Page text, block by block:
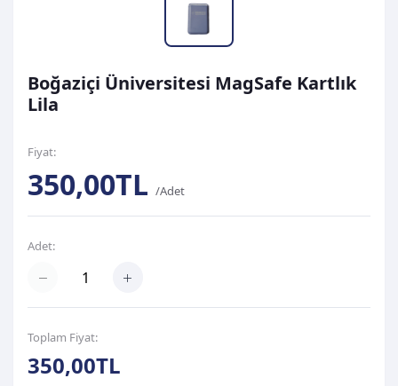
Boğaziçi Üniversitesi MagSafe Kartlık
Lila
Fiyat:
350,00TL /Adet
Adet:
Toplam Fiyat:
350,00TL